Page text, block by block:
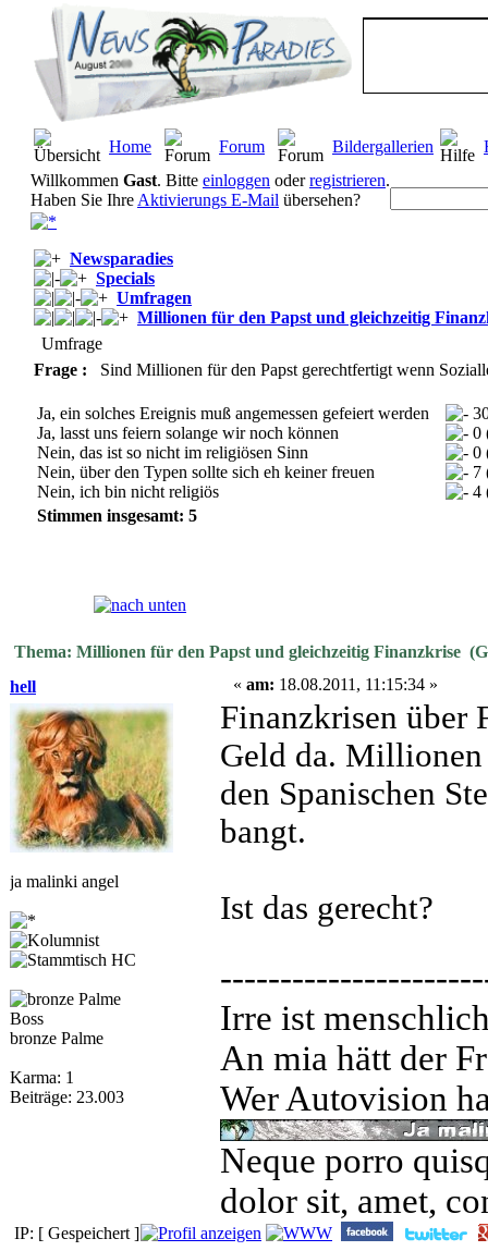
Home Forum Bildergallerien
Willkommen Gast. Bitte einloggen oderregistrieren.
Haben Sie Ihre Aktivierungs E-Mail übersehen?
Newsparadies
Specials
Umfragen
Millionen für den Papst und gleichzeitig
Umfrage
Frage : Sind Millionen für den Papst gerechtfertigt wenn
Ja, ein solches Ereignis muß angemessen gefeiert werden
Ja, lasst uns feiern solange wir noch können
0
Nein, das ist so nicht im religiösen Sinn
0
Nein, über den Typen sollte sich eh keiner freuen
7
Nein, ich bin nicht religiös
4
Stimmen insgesamt: 5
Thema: Millionen für den Papst und gleichzeitig Finanzkrise
hell
ja malinki angel
Boss
bronze Palme
Karma: 1
Beiträge: 23.003
« am: 18.08.2011, 11:15:34 »
Finanzkrisen über
Geld da. Millionen
den Spanischen
bangt.
Ist das gerecht?
Irre ist
An mia hätt der
Wer Autovision
Neque porro
dolor sit, amet,
IP: [ Gespeichert ]